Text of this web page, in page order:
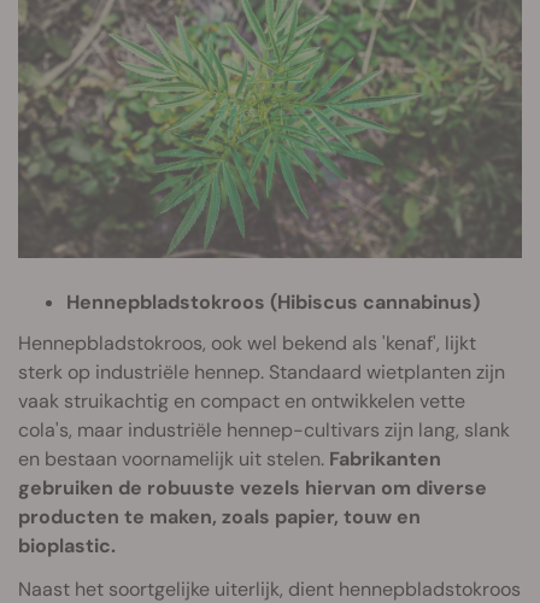
Hennepbladstokroos (Hibiscus cannabinus)
Hennepbladstokroos, ook wel bekend als 'kenaf', lijkt
sterk op industriële hennep. Standaard wietplanten zijn
vaak struikachtig en compact en ontwikkelen vette
cola's, maar industriële hennep-cultivars zijn lang, slank
en bestaan voornamelijk uit stelen. Fabrikanten
gebruiken de robuuste vezels hiervan om diverse
producten te maken, zoals papier, touw en
bioplastic.
Naast het soortgelijke uiterlijk, dient hennepbladstokroos